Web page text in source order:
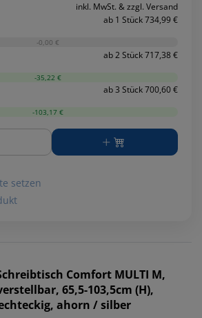
inkl. MwSt. & zzgl. Versand
ab 1 Stück 734,99 €
-0,00 €
ab 2 Stück 717,38 €
-35,22 €
ab 3 Stück 700,60 €
-103,17 €
setzen
Comfort MULTI M,
65,5-103,5cm (H),
ahorn / silber